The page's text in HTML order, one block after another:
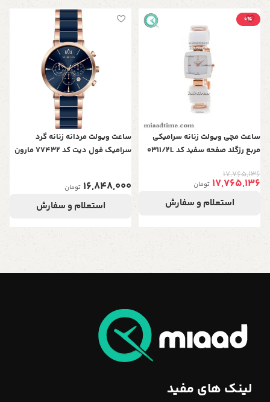
0٪
ساعت مچی ویولت زنانه سرامیکی
مربع رزگلد صفحه سفید کد 0311/2L
17,765,136
17,765,136 تومان
استعلام و سفارش
ساعت ویولت مردانه زنانه گرد
سرامیک فول دیت کد 77432 مارون
16,848,000 تومان
استعلام و سفارش
لینک های مفید